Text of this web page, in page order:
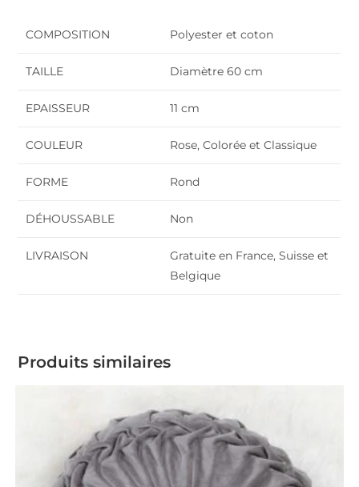
COMPOSITION Polyester et coton
TAILLE Diamètre 60 cm
EPAISSEUR 11 cm
COULEUR Rose, Colorée et Classique
FORME Rond
DÉHOUSSABLE Non
LIVRAISON
Gratuite en France, Suisse et
Belgique
Produits similaires